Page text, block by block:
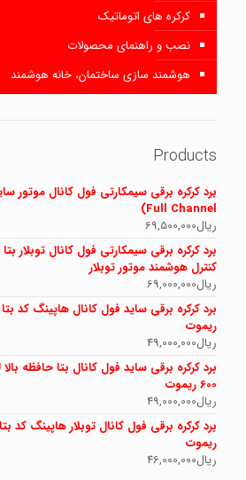
کرکره های اتوماتیک
نصب و راهنمای محصولات
هوشمند سازی ساختمان، خانه هوشمند
Products
Full Channel)
ریال69,500,000
کنترل هوشمند موتور توبلار
ریال69,000,000
ریموت
ریال49,000,000
برد کرکره برقی ساید فول کانال بتا حافظه
600 ریموت
ریال49,000,000
ریموت
ریال46,000,000